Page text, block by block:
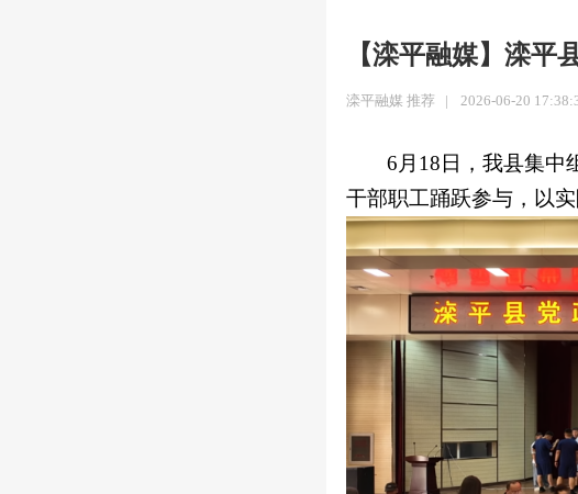
【滦平融媒】滦平
滦平融媒 推荐 | 2026-06-20
6月 18 日， 我县集中
干部职工踊跃参与，以